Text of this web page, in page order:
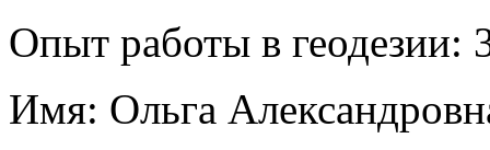
Опыт работы в геодезии:
Имя: Ольга